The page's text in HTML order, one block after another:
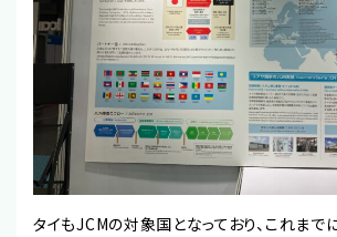
タイもJCMの対象国となっており、これま